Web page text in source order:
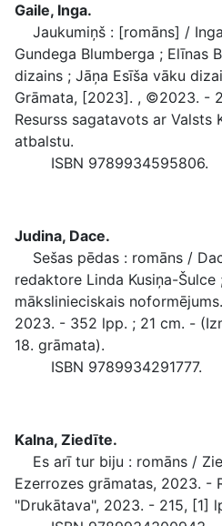
Gaile, Inga.
Jaukumiņš : [romāns] /
Gundega Blumberga ; Elīnas
dizains ; Jāņa Esīša vāku
Grāmata, [2023]. , ©2023. -
Resurss sagatavots ar Valsts
atbalstu.
ISBN 9789934595806.
Judina, Dace.
Sešas pēdas : romāns /
redaktore Linda Kusiņa-
mākslinieciskais
2023. - 352 lpp. ; 21 cm. -
18. grāmata).
ISBN 9789934291777.
Kalna, Ziedīte.
Es arī tur biju : romāns /
Ezerrozes grāmatas, 2023. -
"Drukātava", 2023. - 215, [1]